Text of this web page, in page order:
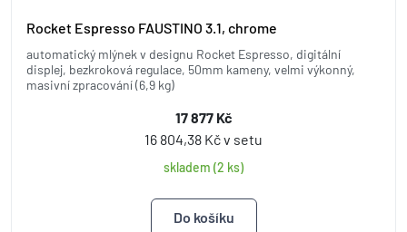
Rocket Espresso FAUSTINO 3.1, chrome
automatický mlýnek v designu Rocket Espresso, digitální
displej, bezkroková regulace, 50mm kameny, velmi výkonný,
masivní zpracování (6,9 kg)
17 877 Kč
16 804,38 Kč v setu
skladem (2 ks)